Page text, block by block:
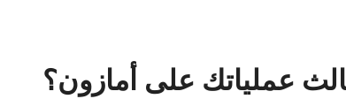
عملياتك على أمازون؟